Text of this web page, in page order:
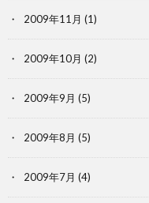
2009年11月 (1)
2009年10月 (2)
2009年9月 (5)
2009年8月 (5)
2009年7月 (4)